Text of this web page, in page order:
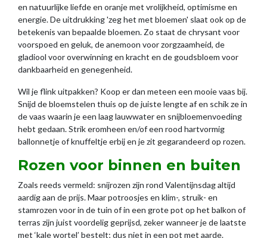
en natuurlijke liefde en oranje met vrolijkheid, optimisme en
energie. De uitdrukking 'zeg het met bloemen' slaat ook op de
betekenis van bepaalde bloemen. Zo staat de chrysant voor
voorspoed en geluk, de anemoon voor zorgzaamheid, de
gladiool voor overwinning en kracht en de goudsbloem voor
dankbaarheid en genegenheid.
Wil je flink uitpakken? Koop er dan meteen een mooie vaas bij.
Snijd de bloemstelen thuis op de juiste lengte af en schik ze in
de vaas waarin je een laag lauwwater en snijbloemenvoeding
hebt gedaan. Strik eromheen en/of een rood hartvormig
ballonnetje of knuffeltje erbij en je zit gegarandeerd op rozen.
Rozen voor binnen en buiten
Zoals reeds vermeld: snijrozen zijn rond Valentijnsdag altijd
aardig aan de prijs. Maar potroosjes en klim-, struik- en
stamrozen voor in de tuin of in een grote pot op het balkon of
terras zijn juist voordelig geprijsd, zeker wanneer je de laatste
met ‘kale wortel’ bestelt; dus niet in een pot met aarde.